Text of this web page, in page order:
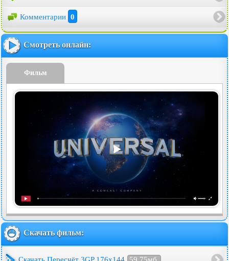
Комментарии 0
Смотреть онлайн:
Фильм
Скачать фильм: